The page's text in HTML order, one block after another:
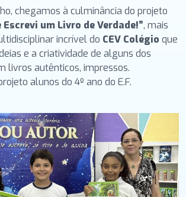
chegamos à culminância do projeto
Escrevi um Livro de Verdade!”, mais
incrível do CEV Colégio que
e a criatividade de alguns dos
livros autênticos, impressos.
alunos do 4º ano do E.F.